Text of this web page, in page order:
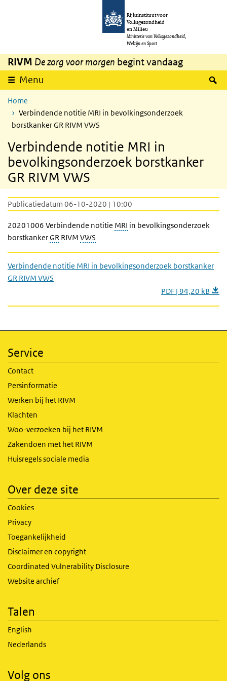
Overslaan en naar de inhoud gaan
Rijksinstituut voor
Volksgezondheid
en Milieu
Ministerie van Volksgezondheid,
Welzijn en Sport
RIVM De zorg voor morgen begint vandaag
Menu
Home
Verbindende notitie MRI in bevolkingsonderzoek
borstkanker GR RIVM VWS
Verbindende notitie MRI in
bevolkingsonderzoek borstkanker
GR RIVM VWS
Publicatiedatum 06-10-2020 | 10:00
20201006 Verbindende notitie MRI in bevolkingsonderzoek
borstkankerGR RIVM VWS
Verbindende notitie MRI in bevolkingsonderzoek borstkanker
GR RIVM VWS
PDF | 94,20 kB
Service
Contact
Persinformatie
Werken bij het RIVM
Klachten
Woo-verzoeken bij het RIVM
Zakendoen met het RIVM
Huisregels sociale media
Over deze site
Cookies
Privacy
Toegankelijkheid
Disclaimer en copyright
Coordinated Vulnerability Disclosure
Website archief
Talen
English
Nederlands
Volg ons